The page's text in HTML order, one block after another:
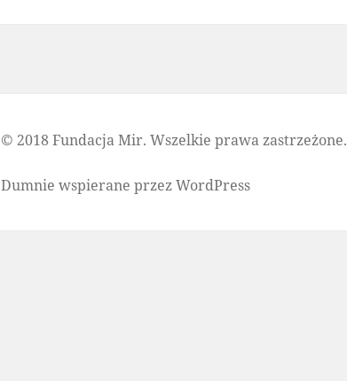
© 2018 Fundacja Mir. Wszelkie prawa zastrzeżone.
Dumnie wspierane przez WordPress